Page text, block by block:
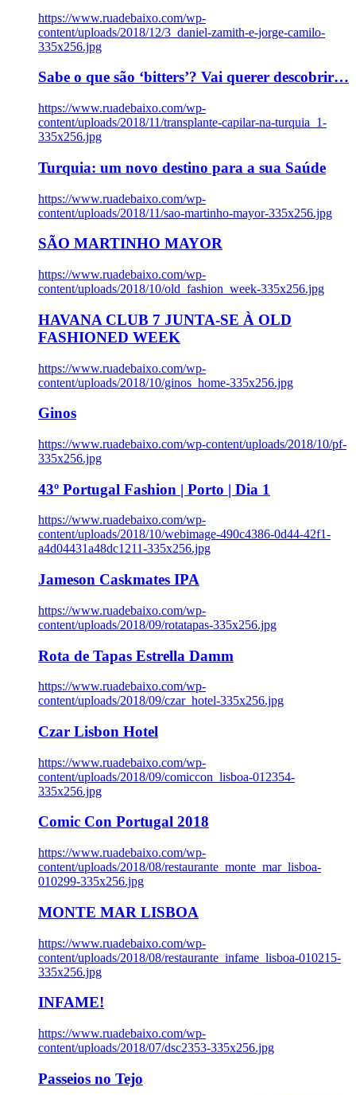
https://www.ruadebaixo.com/wp-
content/uploads/2018/12/3_daniel-zamith-e-jorge-camilo-
335x256.jpg
Sabe o que são ‘bitters’? Vai querer descobrir…
https://www.ruadebaixo.com/wp-
content/uploads/2018/11/transplante-capilar-na-turquia_1-
335x256.jpg
Turquia: um novo destino para a sua Saúde
https://www.ruadebaixo.com/wp-
content/uploads/2018/11/sao-martinho-mayor-335x256.jpg
SÃO MARTINHO MAYOR
https://www.ruadebaixo.com/wp-
content/uploads/2018/10/old_fashion_week-335x256.jpg
HAVANA CLUB 7 JUNTA-SE À OLD
FASHIONED WEEK
https://www.ruadebaixo.com/wp-
content/uploads/2018/10/ginos_home-335x256.jpg
Ginos
https://www.ruadebaixo.com/wp-content/uploads/2018/10/pf-
335x256.jpg
43º Portugal Fashion | Porto | Dia 1
https://www.ruadebaixo.com/wp-
content/uploads/2018/10/webimage-490c4386-0d44-42f1-
a4d04431a48dc1211-335x256.jpg
Jameson Caskmates IPA
https://www.ruadebaixo.com/wp-
content/uploads/2018/09/rotatapas-335x256.jpg
Rota de Tapas Estrella Damm
https://www.ruadebaixo.com/wp-
content/uploads/2018/09/czar_hotel-335x256.jpg
Czar Lisbon Hotel
https://www.ruadebaixo.com/wp-
content/uploads/2018/09/comiccon_lisboa-012354-
335x256.jpg
Comic Con Portugal 2018
https://www.ruadebaixo.com/wp-
content/uploads/2018/08/restaurante_monte_mar_lisboa-
010299-335x256.jpg
MONTE MAR LISBOA
https://www.ruadebaixo.com/wp-
content/uploads/2018/08/restaurante_infame_lisboa-010215-
335x256.jpg
INFAME!
https://www.ruadebaixo.com/wp-
content/uploads/2018/07/dsc2353-335x256.jpg
Passeios no Tejo